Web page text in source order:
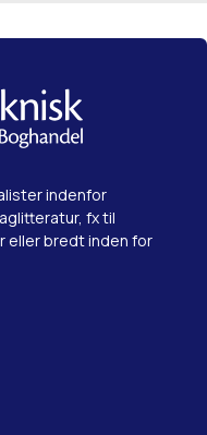
indenfor
fx til
bredt inden for